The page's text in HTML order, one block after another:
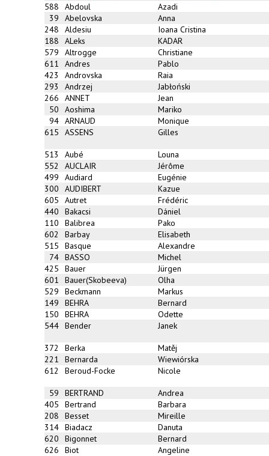
588
Abdoul
Azadi
39
Abelovska
Anna
248
Aldesiu
Ioana Cristina
188
ALeks
KADAR
579
Altrogge
Christiane
611
Andres
Pablo
423
Androvska
Raia
293
Andrzej
Jabłoński
266
ANNET
Jean
50
Aoshima
Mariko
94 ARNAUD
Monique
615
ASSENS Gilles
513 Aubé
Louna
552
AUCLAIR
Jérôme
499
Audiard
Eugénie
300
AUDIBERT
Kazue
605
Autret
Frédéric
440
Bakacsi
Dániel
110
Balibrea
Pako
602
Barbay
Elisabeth
515
Basque
Alexandre
74 BASSO
Michel
425
Bauer
Jürgen
601
Bauer(Skobeeva)
Olha
529
Beckmann
Markus
149
BEHRA
Bernard
150
BEHRA
Odette
544 Bender Janek
372 Berka
Matěj
221
Bernarda
Wiewiórska
612
Beroud-Focke Nicole
59 BERTRAND
Andrea
405
Bertrand
Barbara
208
Besset
Mireille
314 Biadacz
Danuta
620
Bigonnet
Bernard
626
Biot Angeline